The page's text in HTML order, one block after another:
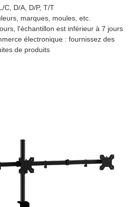
C, D/A, D/P, T/T
marques, moules, etc.
l'échantillon est inférieur à 7 jours
électronique : fournissez des
de produits